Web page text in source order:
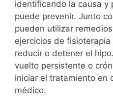
identificando la causa y
puede prevenir. Junto
pueden utilizar
ejercicios de
reducir o detener el
vuelto persistente o
iniciar el tratamiento en
médico.